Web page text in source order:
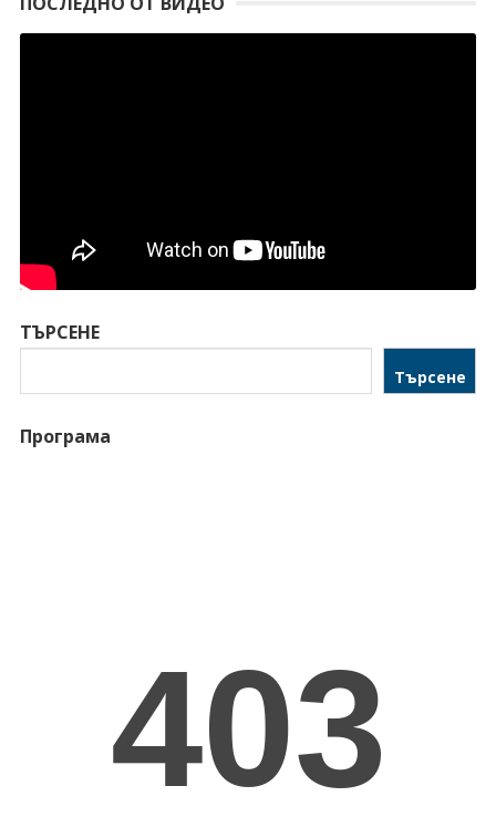
ТЪРСЕНЕ
Търсене
Програма